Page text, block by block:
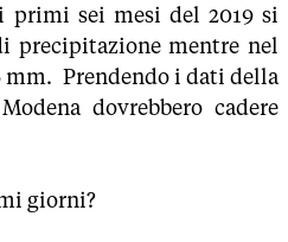
primi sei mesi del 2019 si
precipitazione mentre nel
mm. Prendendo i dati della
dovrebbero cadere
giorni?